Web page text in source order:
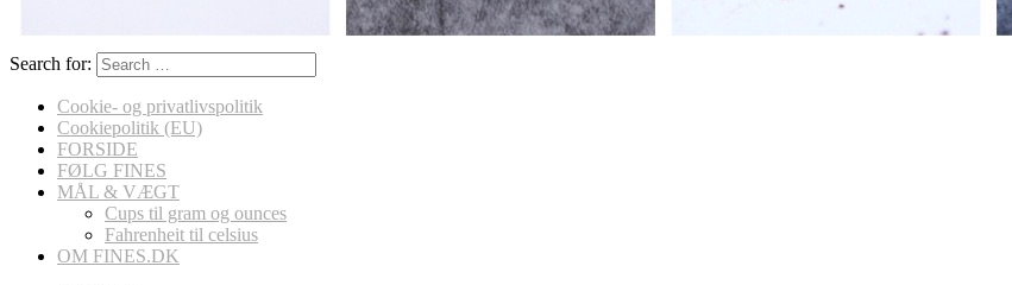
Search for:
Cookie- og privatlivspolitik
Cookiepolitik (EU)
FORSIDE
FØLG FINES
MÅL & VÆGT
Cups til gram og ounces
Fahrenheit til celsius
OM FINES.DK